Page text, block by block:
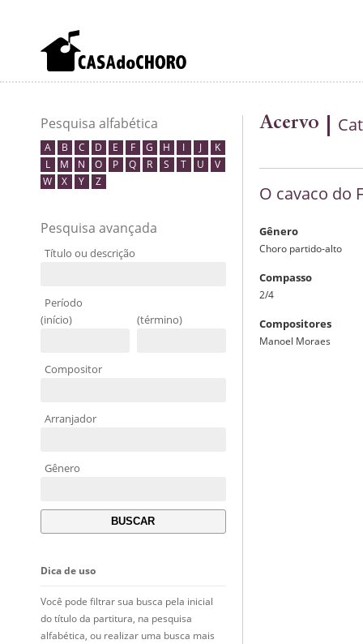
Pesquisa alfabética
A B C D E F G H I J
K
L
M N O P Q R S T U
V
W
X Y Z
Pesquisa avançada
Título ou descrição
Período
(início)
(término)
Compositor
Arranjador
Gênero
Dica de uso
Você pode filtrar sua busca pela inicial
do título da partitura, na pesquisa
alfabética, ou realizar uma busca mais
Acervo
O cavaco do
Gênero
Choro partido-alto
Compasso
2/4
Compositores
Manoel Moraes